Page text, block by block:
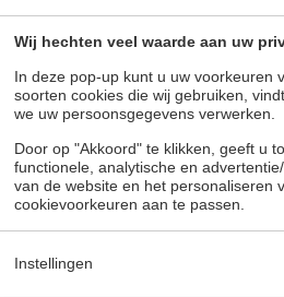
Wij hechten veel waarde aan uw
In deze pop-up kunt u uw voorkeuren
soorten cookies die wij gebruiken,
we uw persoonsgegevens verwerken.
Door op "Akkoord" te klikken, geeft u
functionele, analytische en
van de website en het personaliseren
cookievoorkeuren aan te passen.
Instellingen
Zuidbuurt 79 -
Email